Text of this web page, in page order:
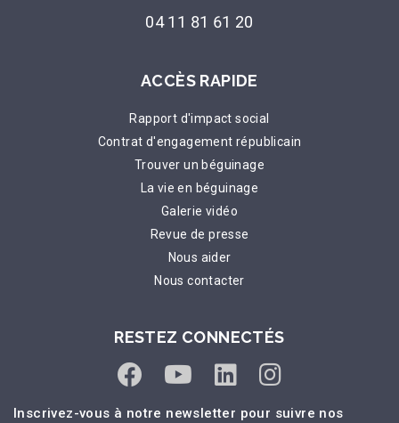
04 11 81 61 20
ACCÈS RAPIDE
Rapport d'impact social
Contrat d'engagement républicain
Trouver un béguinage
La vie en béguinage
Galerie vidéo
Revue de presse
Nous aider
Nous contacter
RESTEZ CONNECTÉS
Inscrivez-vous à notre newsletter pour suivre nos